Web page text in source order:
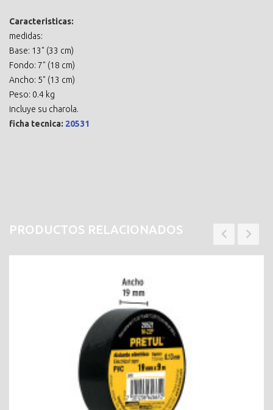
Caracteristicas:
medidas:
Base: 13" (33 cm)
Fondo: 7" (18 cm)
Ancho: 5" (13 cm)
Peso: 0.4 kg
incluye su charola.
ficha tecnica: 20531
PRODUCTOS RELACIONADOS